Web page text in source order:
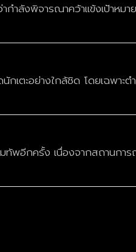
กำลังพิจารณาคว้าแข้งเป้าหมาย
เตะอย่างใกล้ชิด โดยเฉพาะต
มทัพอีกครั้ง เนื่องจากสถานก